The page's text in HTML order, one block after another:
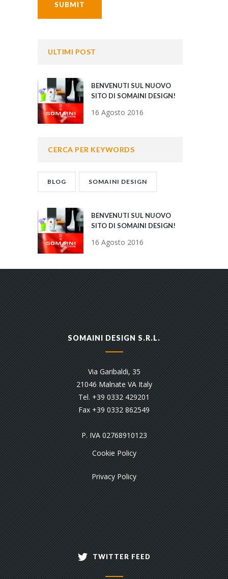
ULTIMI POST
BENVENUTI SUL NUOVO
SITO DI SOMAINI DESIGN!
16 Agosto 2016
CERCA PER KEYWORDS
BLOG SOMAINI DESIGN
BENVENUTI SUL NUOVO
SITO DI SOMAINI DESIGN!
16 Agosto 2016
SOMAINI DESIGN S.R.L.
Via Garibaldi, 35
21046 Malnate VA Italy
Tel. +39 0332 429201
Fax +39 0332 862549
P. IVA 02768910123
Cookie Policy
Privacy Policy
TWITTER FEED